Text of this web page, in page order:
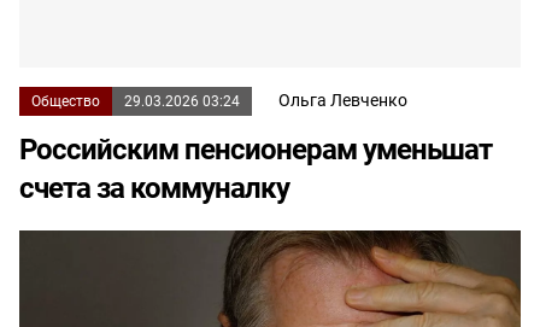
Общество 29.03.2026 03:24 Ольга Левченко
Российским пенсионерам уменьшат
счета за коммуналку